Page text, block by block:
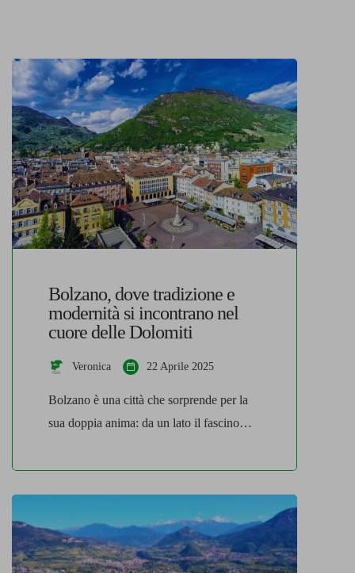
Bolzano, dove tradizione e
modernità si incontrano nel
cuore delle Dolomiti
Veronica 22 Aprile 2025
Bolzano è una città che sorprende per la
sua doppia anima: da un lato il fascino
dinamismo di una città moderna e viva,
perfettamente inserita nel cuore delle
Dolomiti. Situata in un punto strategico,
tra le montagne e le valli dell’Alto Adige,
Bolzano è da sempre un crocevia di […]